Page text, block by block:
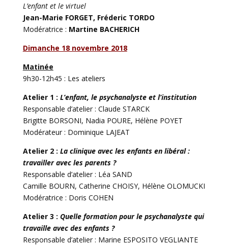
L’enfant et le virtuel
Jean-Marie FORGET, Fréderic TORDO
Modératrice : Martine BACHERICH
Dimanche 18 novembre 2018
Matinée
9h30-12h45 : Les ateliers
Atelier 1 : L’enfant, le psychanalyste et l’institution
Responsable d’atelier : Claude STARCK
Brigitte BORSONI, Nadia POURE, Hélène POYET
Modérateur : Dominique LAJEAT
Atelier 2 : La clinique avec les enfants en libéral :
travailler avec les parents ?
Responsable d’atelier : Léa SAND
Camille BOURN, Catherine CHOISY, Hélène OLOMUCKI
Modératrice : Doris COHEN
Atelier 3 : Quelle formation pour le psychanalyste qui
travaille avec des enfants ?
Responsable d’atelier : Marine ESPOSITO VEGLIANTE